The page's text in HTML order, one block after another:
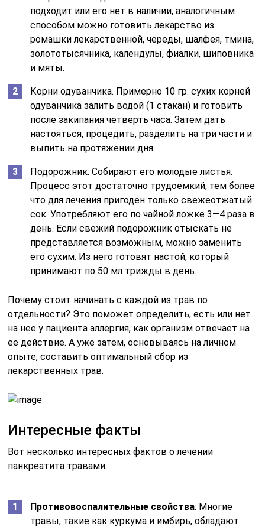
подходит или его нет в наличии, аналогичным
способом можно готовить лекарство из
ромашки лекарственной, череды, шалфея, тмина,
золототысячника, календулы, фиалки, шиповника
и мяты.
Корни одуванчика. Примерно 10 гр. сухих корней
одуванчика залить водой (1 стакан) и готовить
после закипания четверть часа. Затем дать
настояться, процедить, разделить на три части и
выпить на протяжении дня.
Подорожник. Собирают его молодые листья.
Процесс этот достаточно трудоемкий, тем более
что для лечения пригоден только свежеотжатый
сок. Употребляют его по чайной ложке 3—4 раза в
день. Если свежий подорожник отыскать не
представляется возможным, можно заменить
его сухим. Из него готовят настой, который
принимают по 50 мл трижды в день.
Почему стоит начинать с каждой из трав по
отдельности? Это поможет определить, есть или нет
на нее у пациента аллергия, как организм отвечает на
ее действие. А уже затем, основываясь на личном
опыте, составить оптимальный сбор из
лекарственных трав.
Интересные факты
Вот несколько интересных фактов о лечении
панкреатита травами:
Противовоспалительные свойства: Многие
травы, такие как куркума и имбирь, обладают